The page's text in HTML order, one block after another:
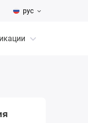
рус